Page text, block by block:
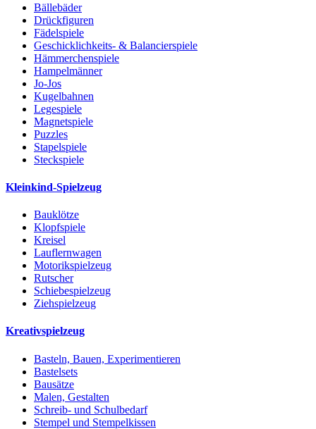
Bällebäder
Drückfiguren
Fädelspiele
Geschicklichkeits- & Balancierspiele
Hämmerchenspiele
Hampelmänner
Jo-Jos
Kugelbahnen
Legespiele
Magnetspiele
Puzzles
Stapelspiele
Steckspiele
Kleinkind-Spielzeug
Bauklötze
Klopfspiele
Kreisel
Lauflernwagen
Motorikspielzeug
Rutscher
Schiebespielzeug
Ziehspielzeug
Kreativspielzeug
Basteln, Bauen, Experimentieren
Bastelsets
Bausätze
Malen, Gestalten
Schreib- und Schulbedarf
Stempel und Stempelkissen